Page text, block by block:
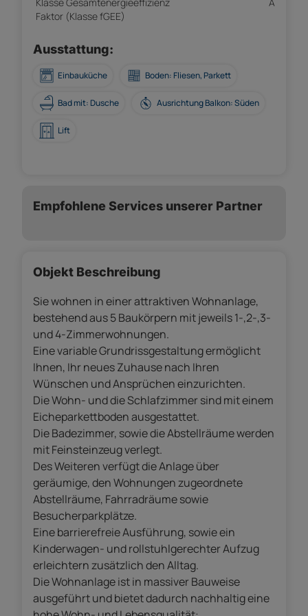
Klasse Gesamtenergieeffizienz
Faktor (Klasse fGEE)
A
Ausstattung:
Einbauküche Boden: Fliesen, Parkett
Bad mit: Dusche Ausrichtung Balkon: Süden
Lift
Empfohlene Services unserer Partner
Objekt Beschreibung
Sie wohnen in einer attraktiven Wohnanlage,
bestehend aus 5 Baukörpern mit jeweils 1-,2-,3-
und 4-Zimmerwohnungen.
Eine variable Grundrissgestaltung ermöglicht
Ihnen, Ihr neues Zuhause nach Ihren
Wünschen und Ansprüchen einzurichten.
Die Wohn- und die Schlafzimmer sind mit einem
Eicheparkettboden ausgestattet.
Die Badezimmer, sowie die Abstellräume werden
mit Feinsteinzeug verlegt.
Des Weiteren verfügt die Anlage über
geräumige, den Wohnungen zugeordnete
Abstellräume, Fahrradräume sowie
Besucherparkplätze.
Eine barrierefreie Ausführung, sowie ein
Kinderwagen- und rollstuhlgerechter Aufzug
erleichtern zusätzlich den Alltag.
Die Wohnanlage ist in massiver Bauweise
ausgeführt und bietet dadurch nachhaltig eine